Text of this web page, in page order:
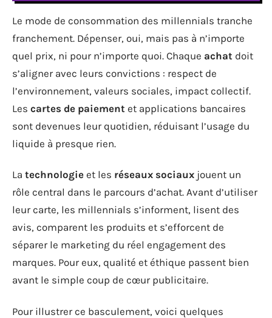
Le mode de consommation des millennials tranche
franchement. Dépenser, oui, mais pas à n’importe
quel prix, ni pour n’importe quoi. Chaque achat doit
s’aligner avec leurs convictions : respect de
l’environnement, valeurs sociales, impact collectif.
Les cartes de paiement et applications bancaires
sont devenues leur quotidien, réduisant l’usage du
liquide à presque rien.
La technologie et les réseaux sociaux jouent un
rôle central dans le parcours d’achat. Avant d’utiliser
leur carte, les millennials s’informent, lisent des
avis, comparent les produits et s’efforcent de
séparer le marketing du réel engagement des
marques. Pour eux, qualité et éthique passent bien
avant le simple coup de cœur publicitaire.
Pour illustrer ce basculement, voici quelques